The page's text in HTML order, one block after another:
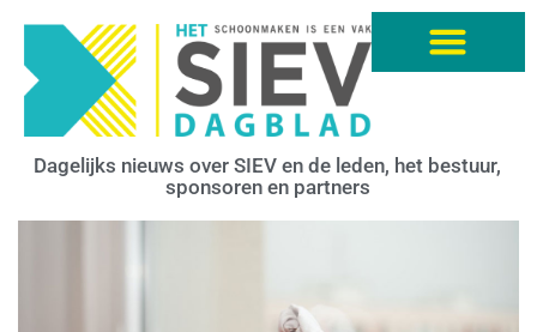
Dagelijks nieuws over SIEV en de leden, het bestuur,
sponsoren en partners